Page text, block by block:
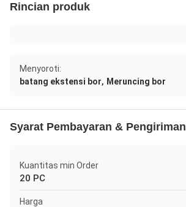
Rincian produk
Menyoroti:
batang ekstensi bor, Meruncing bor
Syarat Pembayaran & Pengiriman
Kuantitas min Order
20 PC
Harga